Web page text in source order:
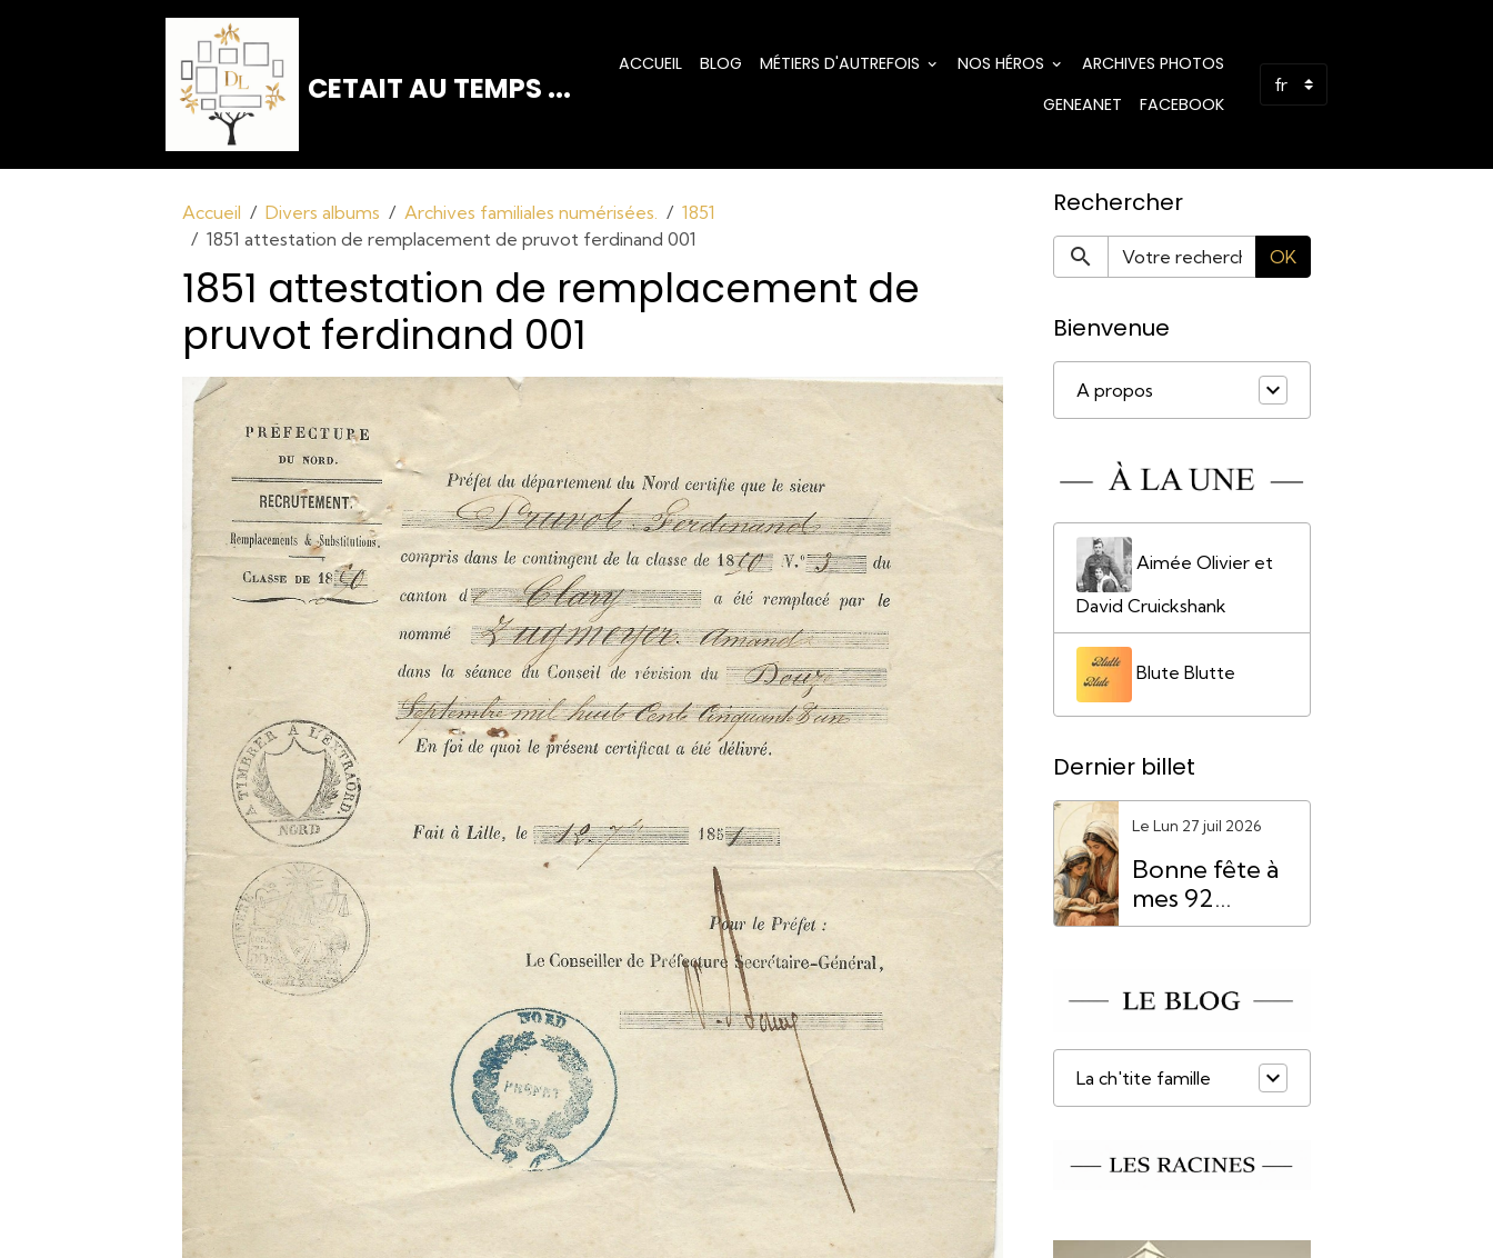
CETAIT AU TEMPS ...
ACCUEIL BLOG MÉTIERS D'AUTREFOIS NOS HÉROS
ARCHIVES PHOTOS
GENEANET
FACEBOOK
Accueil Divers albums Archives familiales numérisées.
1851
1851 attestation de remplacement de pruvot ferdinand 001
1851 attestation de remplacement de
pruvot ferdinand 001
Rechercher
OK
Bienvenue
A propos
Aimée Olivier et
David Cruickshank
Blute Blutte
Dernier billet
Le Lun 27 juil 2026
Bonne fête à
mes 92
"Mamie
La ch'tite famille